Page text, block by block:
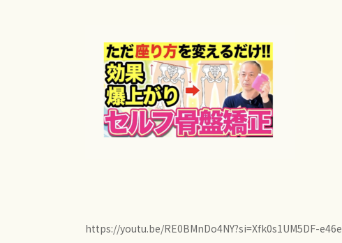
https://youtu.be/RE0BMnDo4NY?si=Xfk0s1UM5DF-e46e